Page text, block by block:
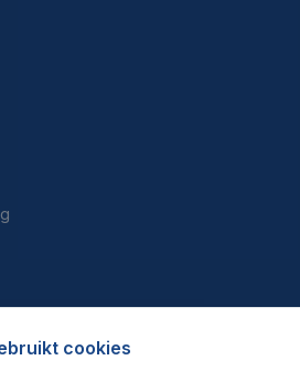
cookies